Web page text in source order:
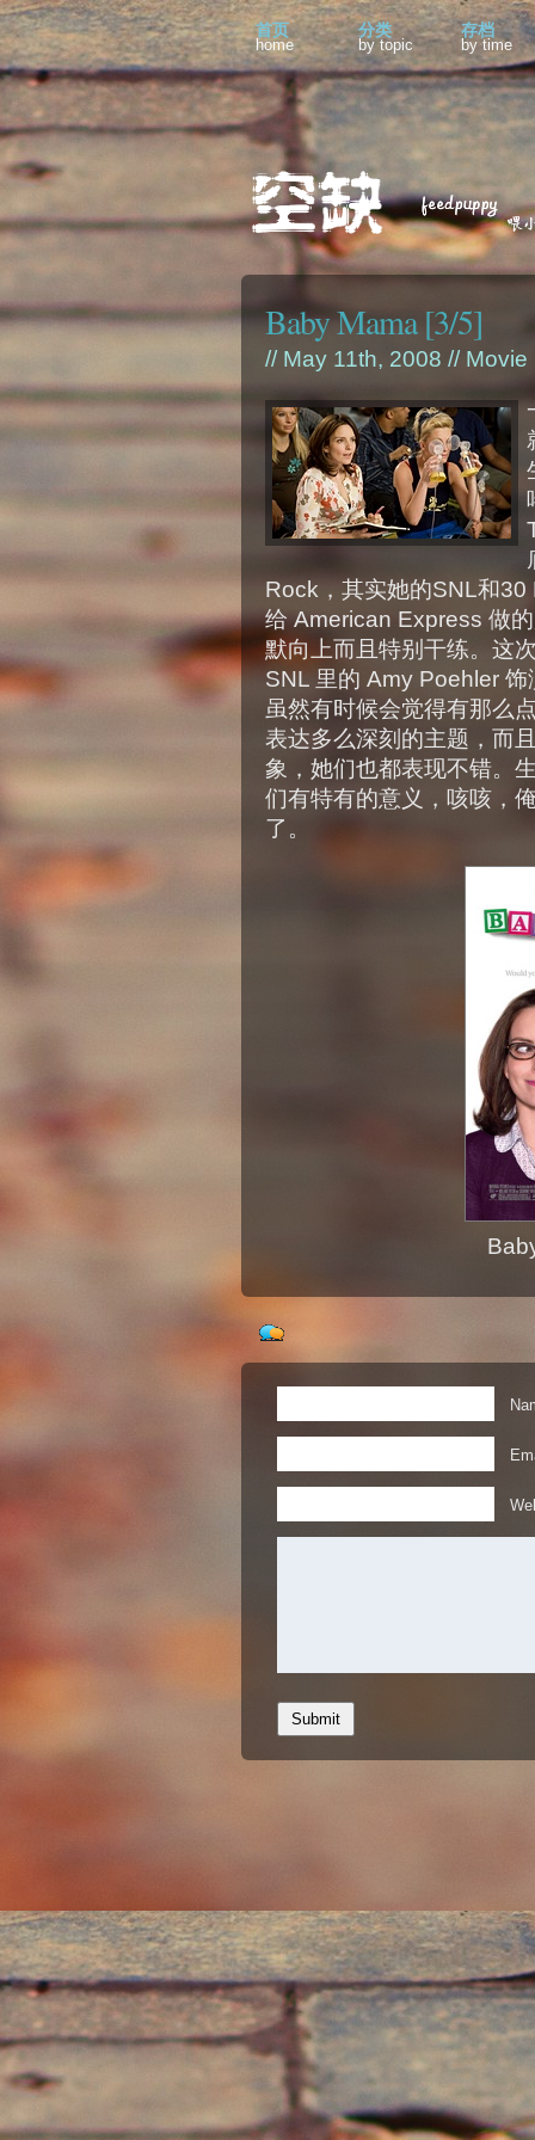
首页
home
分类
by topic
存档
by time
Baby Mama [3/5]
// May 11th, 2008 // Movie
Rock，其实她的SNL和
给 American Express 做
默向上而且特别干练。这
SNL 里的 Amy Poehler
虽然有时候会觉得有那么
表达多么深刻的主题，而
象，她们也都表现不错。
们有特有的意义，咳咳，
了。